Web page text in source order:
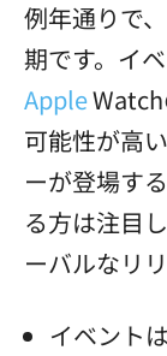
例年通りで
期です。イ
Apple
可能性が高
ーが登場す
る方は注目
ーバルなリ
イベント